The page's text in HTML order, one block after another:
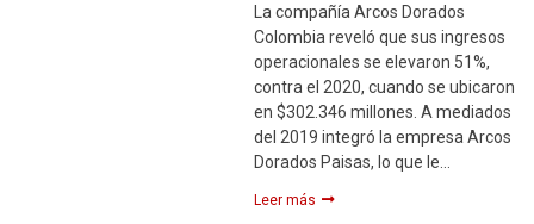
La compañía Arcos Dorados
Colombia reveló que sus ingresos
operacionales se elevaron 51%,
contra el 2020, cuando se ubicaron
en $302.346 millones. A mediados
del 2019 integró la empresa Arcos
Dorados Paisas, lo que le…
Leer más